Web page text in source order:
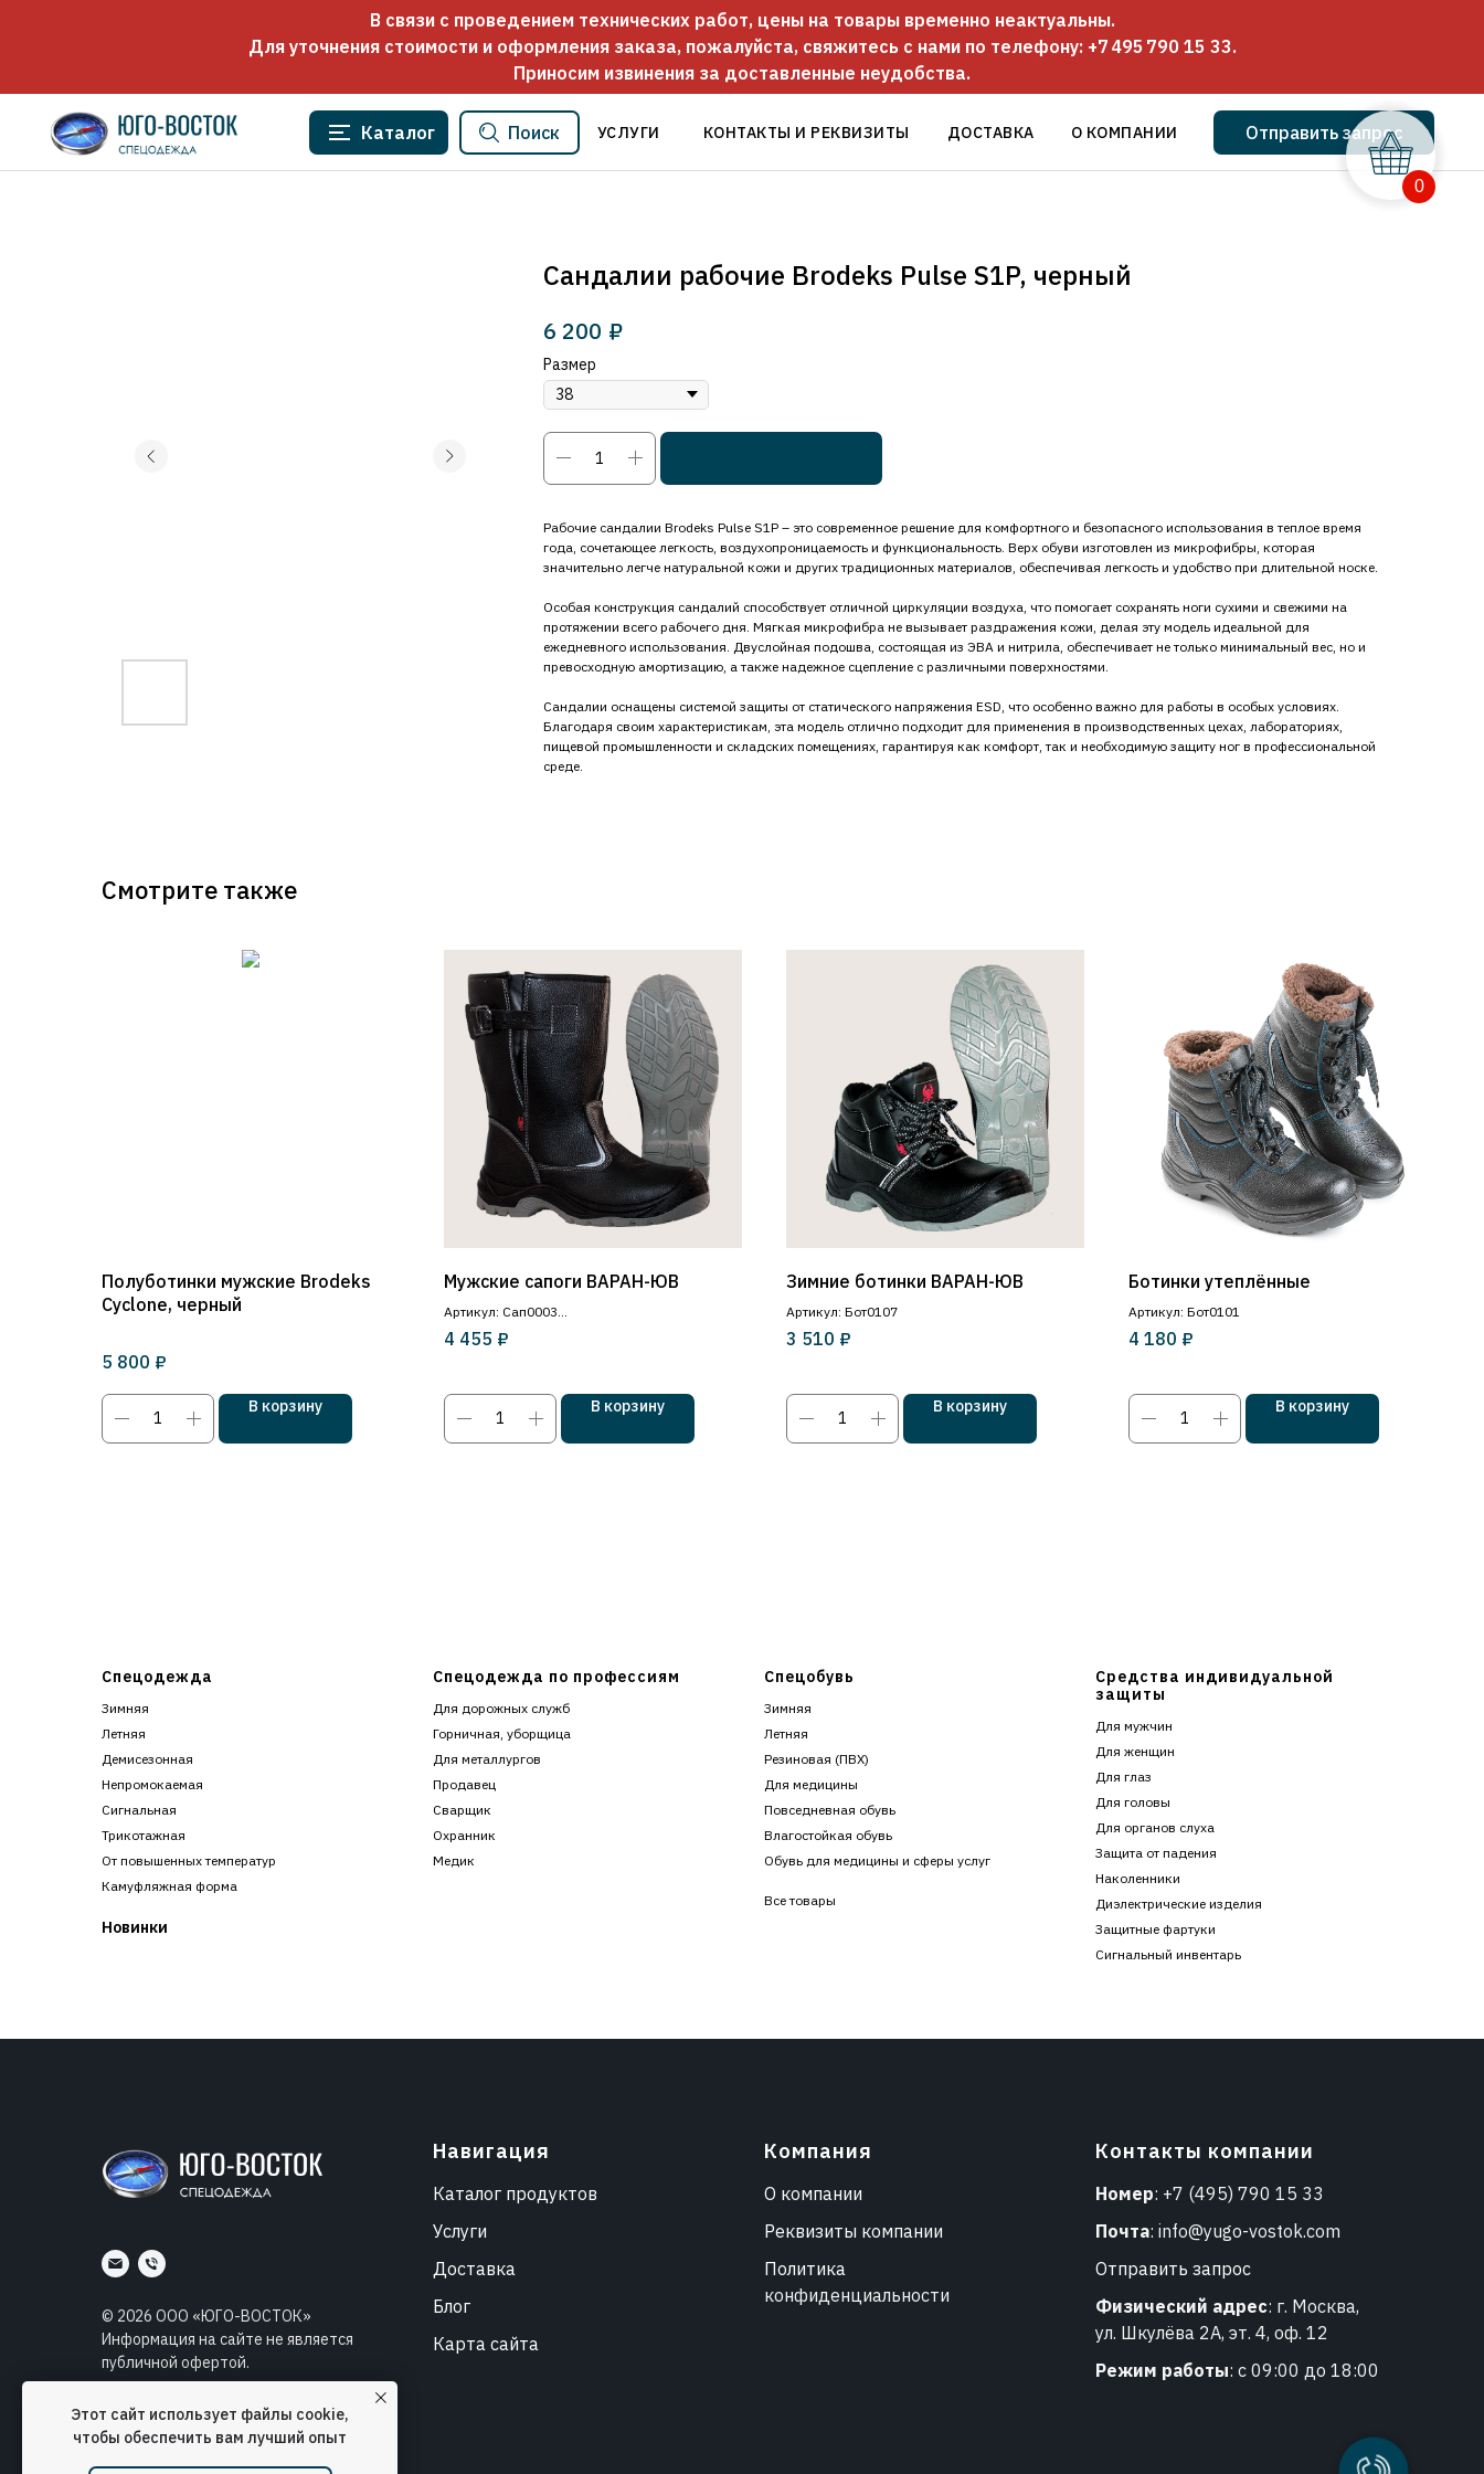
В связи с проведением технических работ, цены на товары временно неактуальны.
Для уточнения стоимости и оформления заказа, пожалуйста, свяжитесь с нами по телефону: +7 495 790 15 33.
Приносим извинения за доставленные неудобства.
Каталог Поиск Отправить запрос
УСЛУГИ КОНТАКТЫ И РЕКВИЗИТЫ ДОСТАВКА О КОМПАНИИ
Этот сайт использует файлы cookie,
чтобы обеспечить вам лучший опыт
Сандалии рабочие Brodeks Pulse S1P, черный
6 200 ₽
Размер
Рабочие сандалии Brodeks Pulse S1P – это современное решение для комфортного и безопасного использования в теплое время
года, сочетающее легкость, воздухопроницаемость и функциональность. Верх обуви изготовлен из микрофибры, которая
значительно легче натуральной кожи и других традиционных материалов, обеспечивая легкость и удобство при длительной носке.
Особая конструкция сандалий способствует отличной циркуляции воздуха, что помогает сохранять ноги сухими и свежими на
протяжении всего рабочего дня. Мягкая микрофибра не вызывает раздражения кожи, делая эту модель идеальной для
ежедневного использования. Двуслойная подошва, состоящая из ЭВА и нитрила, обеспечивает не только минимальный вес, но и
превосходную амортизацию, а также надежное сцепление с различными поверхностями.
Сандалии оснащены системой защиты от статического напряжения ESD, что особенно важно для работы в особых условиях.
Благодаря своим характеристикам, эта модель отлично подходит для применения в производственных цехах, лабораториях,
пищевой промышленности и складских помещениях, гарантируя как комфорт, так и необходимую защиту ног в профессиональной
среде.
Смотрите также
Полуботинки мужские Brodeks
Cyclone, черный
5 800 ₽
В корзину
Мужские сапоги ВАРАН-ЮВ
Артикул: Сап0003
Металлический подносок
4 455 ₽
В корзину
Зимние ботинки ВАРАН-ЮВ
Артикул: Бот0107
3 510 ₽
В корзину
Ботинки утеплённые
Артикул: Бот0101
4 180 ₽
В корзину
0
Спецодежда
Зимняя
Летняя
Демисезонная
Непромокаемая
Сигнальная
Трикотажная
От повышенных температур
Камуфляжная форма
Новинки
Спецодежда по профессиям
Для дорожных служб
Горничная, уборщица
Для металлургов
Продавец
Сварщик
Охранник
Медик
Спецобувь
Зимняя
Летняя
Резиновая (ПВХ)
Для медицины
Повседневная обувь
Влагостойкая обувь
Обувь для медицины и сферы услуг
Все товары
Средства индивидуальной
защиты
Для мужчин
Для женщин
Для глаз
Для головы
Для органов слуха
Защита от падения
Наколенники
Диэлектрические изделия
Защитные фартуки
Сигнальный инвентарь
© 2026 ООО «ЮГО-ВОСТОК»
Информация на сайте не является
публичной офертой.
РазработкаLisnyuk.ru
SEO продвижение сайтаSEO Lebedev
Навигация
Каталог продуктов
Услуги
Доставка
Блог
Карта сайта
Компания
О компании
Реквизиты компании
Политика
конфиденциальности
Контакты компании
Номер: +7 (495) 790 15 33
Почта: info@yugo-vostok.com
Отправить запрос
Физический адрес: г. Москва,
ул. Шкулёва 2А, эт. 4, оф. 12
Режим работы: с 09:00 до 18:00